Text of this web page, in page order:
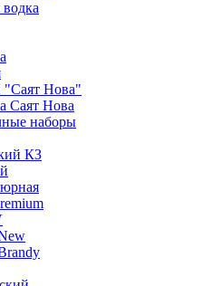
"Саят Нова"
Саят Нова
наборы
КЗ